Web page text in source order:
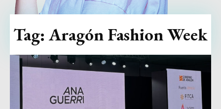
Tag: Aragón Fashion Week